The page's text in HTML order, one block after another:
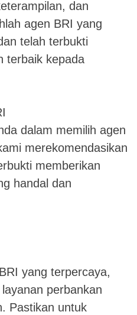
dan
agen BRI yang
telah terbukti
terbaik kepada
dalam memilih agen
merekomendasikan
memberikan
handal dan
yang terpercaya,
perbankan
Pastikan untuk